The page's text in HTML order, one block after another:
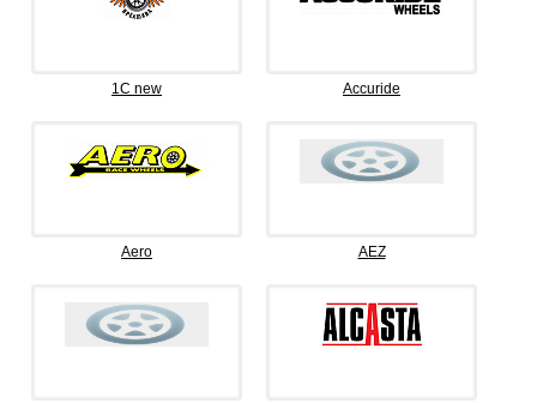
1C new Accuride
Aero AEZ